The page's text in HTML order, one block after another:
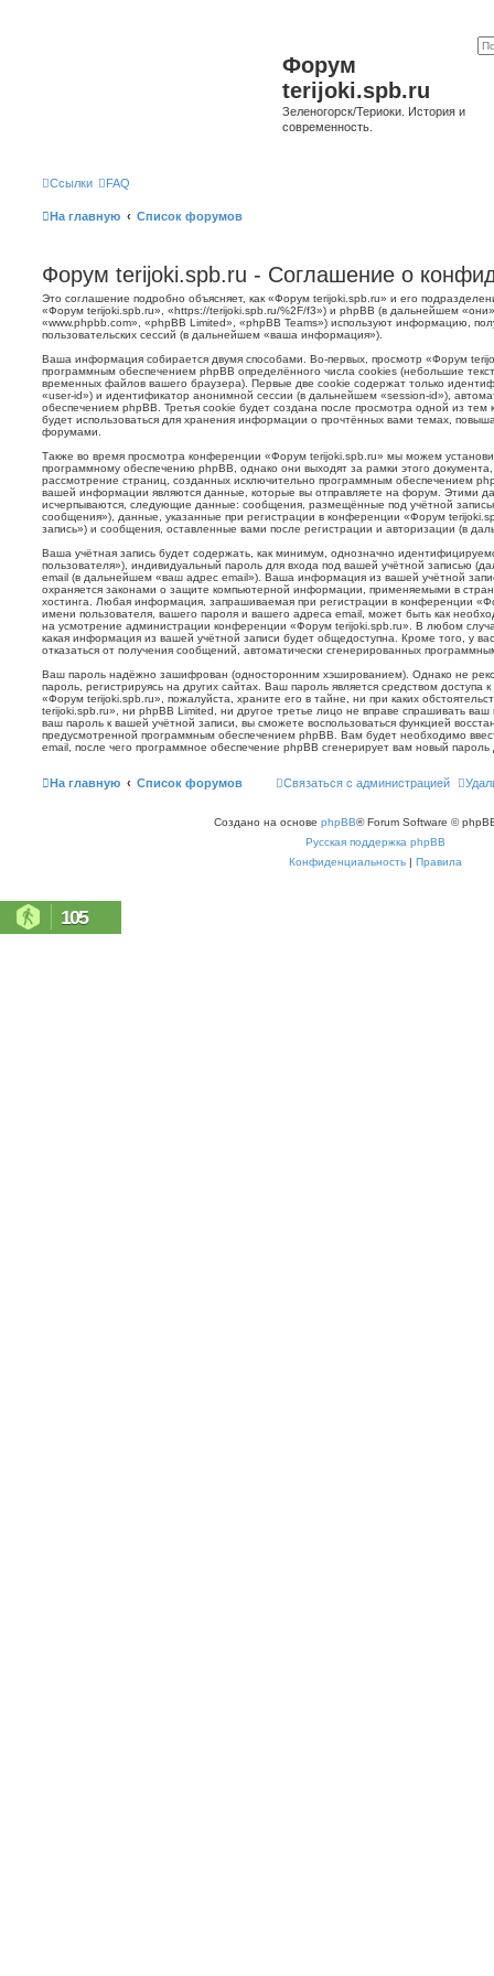
Форум
terijoki.spb.ru
Зеленогорск/Териоки. История и
современность.
Ссылки FAQ
На главную Список форумов
Форум terijoki.spb.ru - Соглашение о
Это соглашение подробно объясняет, как «Форум terijoki.spb.ru» и его
«Форум terijoki.spb.ru», «https://terijoki.spb.ru/%2F/f3») и phpBB (в дальнейшем
«www.phpbb.com», «phpBB Limited», «phpBB Teams») используют информацию,
пользовательских сессий (в дальнейшем «ваша информация»).
Ваша информация собирается двумя способами. Во-первых, просмотр «Форум
программным обеспечением phpBB определённого числа cookies (небольшие
временных файлов вашего браузера). Первые две cookie содержат только
«user-id») и идентификатор анонимной сессии (в дальнейшем «session-id»),
обеспечением phpBB. Третья cookie будет создана после просмотра одной из
будет использоваться для хранения информации о прочтённых вами темах,
форумами.
Также во время просмотра конференции «Форум terijoki.spb.ru» мы можем
программному обеспечению phpBB, однако они выходят за рамки этого документа,
рассмотрение страниц, созданных исключительно программным обеспечением
вашей информации являются данные, которые вы отправляете на форум. Этими
исчерпываются, следующие данные: сообщения, размещённые под учётной
сообщения»), данные, указанные при регистрации в конференции «Форум
запись») и сообщения, оставленные вами после регистрации и авторизации (в
Ваша учётная запись будет содержать, как минимум, однозначно
пользователя»), индивидуальный пароль для входа под вашей учётной записью
email (в дальнейшем «ваш адрес email»). Ваша информация из вашей учётной
охраняется законами о защите компьютерной информации, применяемыми в
хостинга. Любая информация, запрашиваемая при регистрации в конференции
имени пользователя, вашего пароля и вашего адреса email, может быть как
на усмотрение администрации конференции «Форум terijoki.spb.ru». В любом
какая информация из вашей учётной записи будет общедоступна. Кроме того, у
отказаться от получения сообщений, автоматически сгенерированных
Ваш пароль надёжно зашифрован (односторонним хэшированием). Однако не
пароль, регистрируясь на других сайтах. Ваш пароль является средством
«Форум terijoki.spb.ru», пожалуйста, храните его в тайне, ни при каких
terijoki.spb.ru», ни phpBB Limited, ни другое третье лицо не вправе спрашивать
ваш пароль к вашей учётной записи, вы сможете воспользоваться функцией
предусмотренной программным обеспечением phpBB. Вам будет необходимо
email, после чего программное обеспечение phpBB сгенерирует вам новый
На главную Список форумов Связаться с администрацией
Создано на основе phpBB® Forum Software ©
Русская поддержка phpBB
Конфиденциальность | Правила
105